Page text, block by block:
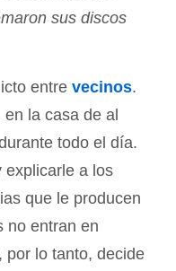
sus discos
entre vecinos.
la casa de al
todo el día.
explicarle a los
que le producen
no entran en
por lo tanto, decide